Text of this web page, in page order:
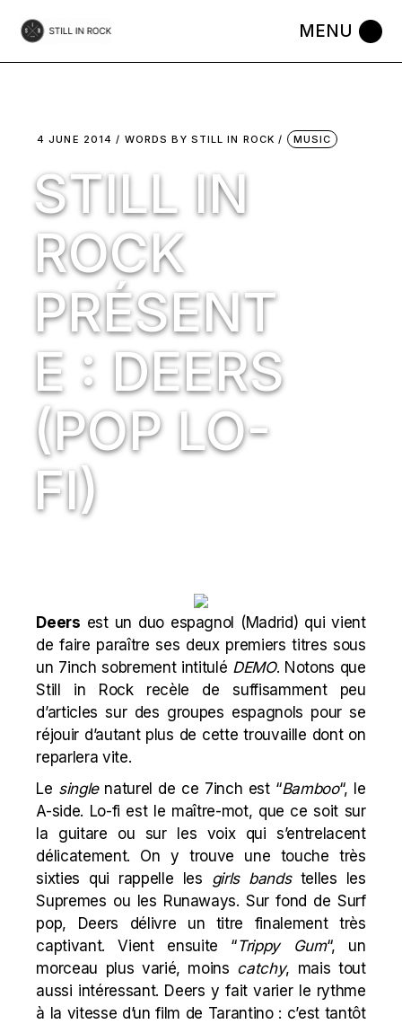
the
4 JUNE 2014 WORDS BY STILL IN ROCK MUSIC
STILL IN
ROCK
PRÉSENT
E : DEERS
(POP LO-
FI)
Deers est un duo espagnol (Madrid) qui vient
de faire paraître ses deux premiers titres sous
un 7inch sobrement intitulé DEMO. Notons que
Still in Rock recèle de suffisamment peu
d’articles sur des groupes espagnols pour se
réjouir d’autant plus de cette trouvaille dont on
reparlera vite.
Le singlenaturel de ce 7inch est “Bamboo“, le
A-side. Lo-fi est le maître-mot, que ce soit sur
la guitare ou sur les voix qui s’entrelacent
délicatement. On y trouve une touche très
sixties qui rappelle les girls bandstelles les
Supremes ou les Runaways. Sur fond de Surf
pop,
Deers délivre un titre finalement très
captivant. Vient ensuite “Trippy Gum“, un
morceau plus varié, moins catchy, mais tout
aussi intéressant. Deers y fait varier le rythme
à la vitesse d’un film de Tarantino : c’est tantôt